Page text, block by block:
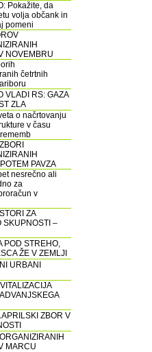
Pokažite, da
volja občank in
pomeni
NOVEMBRU
četrtnih
VLADI RS: GAZA
ZLA
o načrtovanju
v času
PAVZA
nesrečno ali
za
v
ZA
SKUPNOSTI –
POD STREHO,
ŽE V ZEMLJI
URBANI
ZBOR V
MARCU